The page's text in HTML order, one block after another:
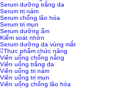
Serum dưỡng trắng da
Serum trị nám
Serum chống lão hóa
Serum trị mụn
Serum dưỡng ẩm
Kiểm soát nhờn
Serum dưỡng da vùng mắt
Thực phẩm chức năng
Viên uống chống nắng
Viên uống trắng da
Viên uống trị nám
Viên uống trị mụn
Viên uống chống lão hóa